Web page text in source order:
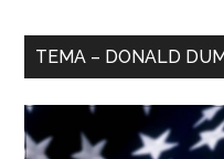
TEMA – DONALD